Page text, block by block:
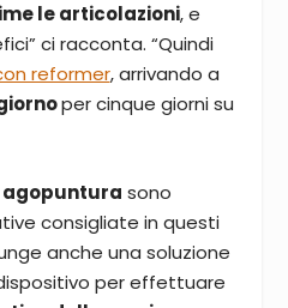
le articolazioni, e
ci racconta. “Quindi
reformer, arrivando a
per cinque giorni su
agopuntura sono
consigliate in questi
anche una soluzione
per effettuare